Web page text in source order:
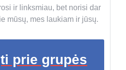
ir linksmiau, bet norisi dar
mūsų, mes laukiam ir jūsų.
prie grupės